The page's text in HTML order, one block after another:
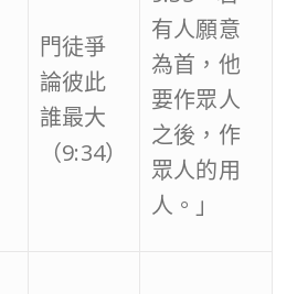
門徒爭
論彼此
誰最大
（9:34）
有人願意
為首，他
要作眾人
之後，作
眾人的用
人。」